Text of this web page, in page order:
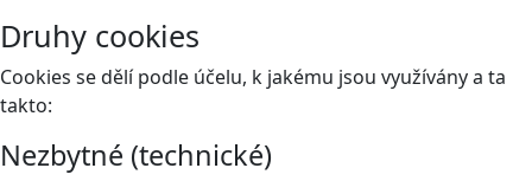
Druhy cookies
Cookies se dělí podle účelu, k jakému jsou využívány a ta
takto:
Nezbytné (technické)